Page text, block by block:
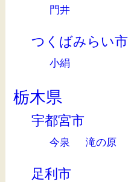
門井
つくばみらい市
小絹
栃木県
宇都宮市
今泉 滝の原
足利市